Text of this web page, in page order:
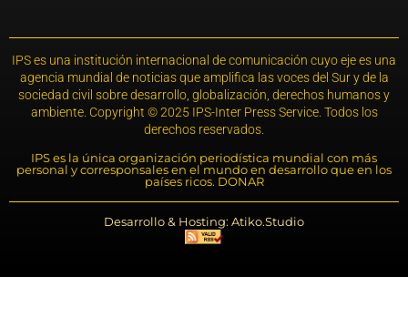
IPS es una institución internacional de comunicación cuyo eje es una
agencia mundial de noticias que amplifica las voces del Sur y de la
sociedad civil sobre desarrollo, globalización, derechos humanos y
ambiente. Copyright © 2025 IPS-Inter Press Service. Todos los
derechos reservados.
IPS es la única organización periodística mundial con más
personal y corresponsales en el mundo en desarrollo que en los
países ricos. DONAR
Desarrollo & Hosting: Atiko.Studio